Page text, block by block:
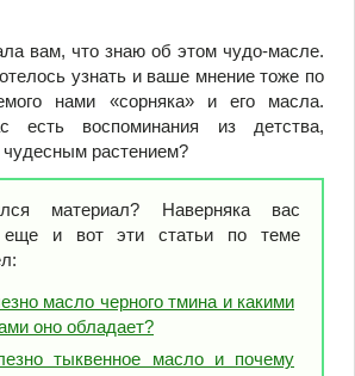
вам, что знаю об этом чудо-масле.
узнать и ваше мнение тоже по
нами «сорняка» и его масла.
есть воспоминания из детства,
растением?
материал? Наверняка вас
еще и вот эти статьи по теме
масло черного тмина и какими
оно обладает?
тыквенное масло и почему